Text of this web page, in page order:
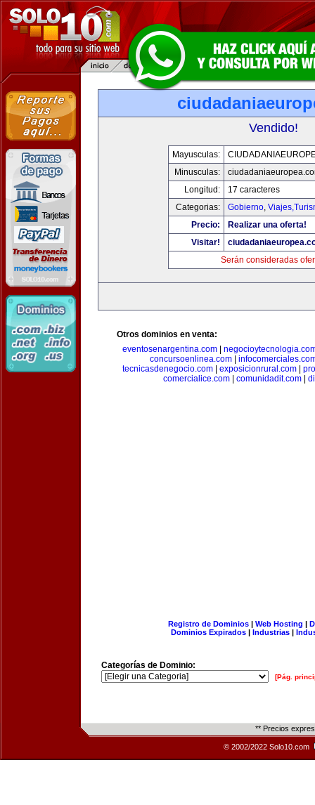
Vendido!
Mayusculas:
Minusculas:
Longitud:
17 caracteres
Categorias:
Gobierno,
Precio:
Realizar una oferta!
Visitar!
Serán consideradas
Otros dominios en venta:
eventosenargentina.com
concursoenlinea.com|
tecnicasdenegocio.com
exposicionrural.com
comercialice.com| comunidadit.com|
Registro de Dominios| Web Hosting |
Dominios Expirados | Industrias |
Categorías de Dominio:
[Pág.
** Precios
© 2002/2022 Solo10.com